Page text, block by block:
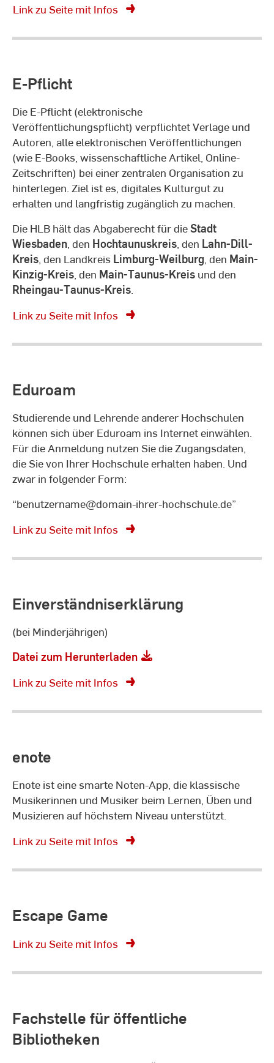
Link zu Seite mit Infos
E-Pflicht
Die E-Pflicht (elektronische
Veröffentlichungspflicht) verpflichtet Verlage und
Autoren, alle elektronischen Veröffentlichungen
(wie E-Books, wissenschaftliche Artikel, Online-
Zeitschriften) bei einer zentralen Organisation zu
hinterlegen. Ziel ist es, digitales Kulturgut zu
erhalten und langfristig zugänglich zu machen.
Die HLB hält das Abgaberecht für dieStadt
Wiesbaden , den Hochtaunuskreis , den Lahn-Dill-
Kreis , den Landkreis Limburg-Weilburg , den Main-
Kinzig-Kreis , den Main-Taunus-Kreis und den
Rheingau-Taunus-Kreis
Link zu Seite mit Infos
Eduroam
Studierende und Lehrende anderer Hochschulen
können sich über Eduroam ins Internet einwählen.
Für die Anmeldung nutzen Sie die Zugangsdaten,
die Sie von Ihrer Hochschule erhalten haben. Und
zwar in folgender Form:
“benutzername@domain-ihrer-hochschule.de”
Link zu Seite mit Infos
Einverständniserklärung
(bei Minderjährigen)
Datei zum Herunterladen
Link zu Seite mit Infos
enote
Enote ist eine smarte Noten-App, die klassische
Musikerinnen und Musiker beim Lernen, Üben und
Musizieren auf höchstem Niveau unterstützt.
Link zu Seite mit Infos
Escape Game
Link zu Seite mit Infos
Fachstelle für öffentliche
Bibliotheken